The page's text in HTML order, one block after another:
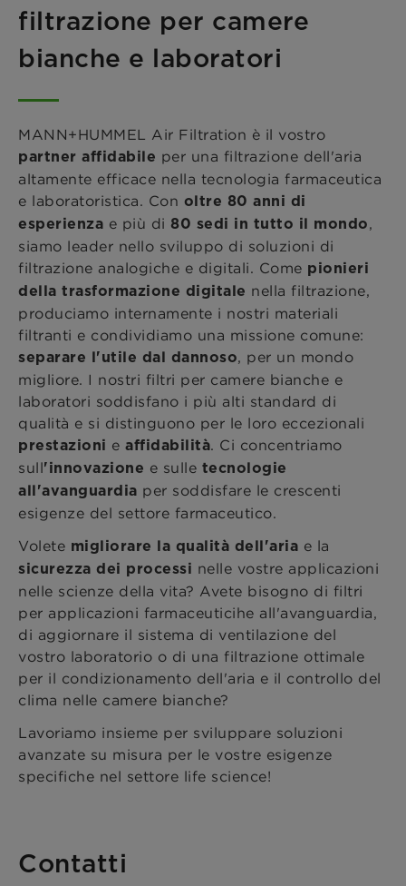
filtrazione per camere
bianche e laboratori
MANN+HUMMEL Air Filtration è il vostro
partner affidabile per una filtrazione dell'aria
altamente efficace nella tecnologia farmaceutica
e laboratoristica. Con oltre 80 anni di
esperienza e più di 80 sedi in tutto il mondo,
siamo leader nello sviluppo di soluzioni di
filtrazione analogiche e digitali. Come pionieri
della trasformazione digitale nella filtrazione,
produciamo internamente i nostri materiali
filtranti e condividiamo una missione comune:
separare l'utile dal dannoso, per un mondo
migliore. I nostri filtri per camere bianche e
laboratori soddisfano i più alti standard di
qualità e si distinguono per le loro eccezionali
prestazioni e affidabilità. Ci concentriamo
sull'innovazione e sulle tecnologie
all'avanguardia per soddisfare le crescenti
esigenze del settore farmaceutico.
Volete migliorare la qualità dell'aria e la
sicurezza dei processi nelle vostre applicazioni
nelle scienze della vita? Avete bisogno di filtri
per applicazioni farmaceuticihe all'avanguardia,
di aggiornare il sistema di ventilazione del
vostro laboratorio o di una filtrazione ottimale
per il condizionamento dell'aria e il controllo del
clima nelle camere bianche?
Lavoriamo insieme per sviluppare soluzioni
avanzate su misura per le vostre esigenze
specifiche nel settore life science!
Contatti